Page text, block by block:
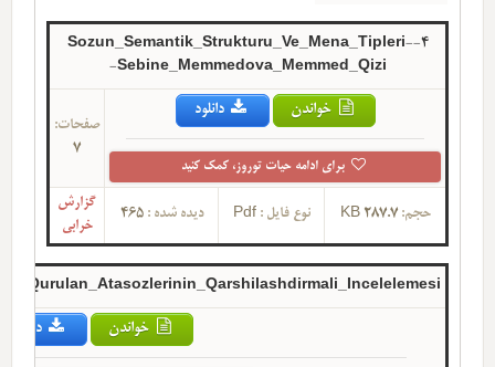
4-Sozun_Semantik_Strukturu_Ve_Mena_Tipleri-
Sebine_Memmedova_Memmed_Qizi-
خواندن دانلود
برای ادامه حیات توروز، کمک کنید
صفحات:
7
حجم:287.7 KB نوع فایل :Pdf دیده شده :465
گزارش
خرابی
خواندن دانلود